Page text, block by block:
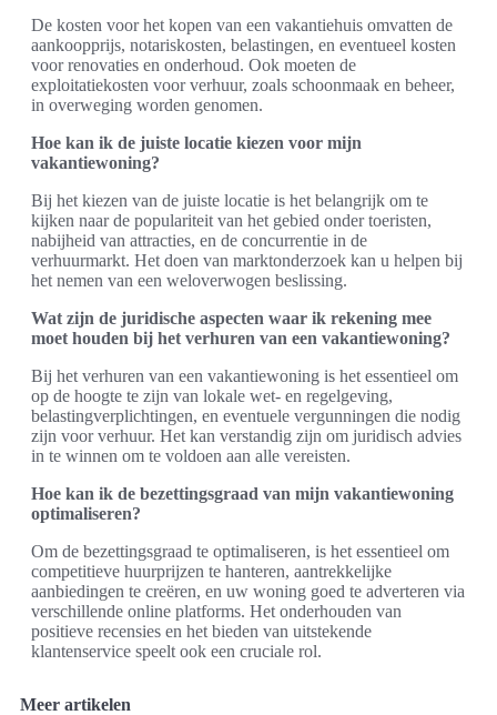
De kosten voor het kopen van een vakantiehuis omvatten de
aankoopprijs, notariskosten, belastingen, en eventueel kosten
voor renovaties en onderhoud. Ook moeten de
exploitatiekosten voor verhuur, zoals schoonmaak en beheer,
in overweging worden genomen.
Hoe kan ik de juiste locatie kiezen voor mijn
vakantiewoning?
Bij het kiezen van de juiste locatie is het belangrijk om te
kijken naar de populariteit van het gebied onder toeristen,
nabijheid van attracties, en de concurrentie in de
verhuurmarkt. Het doen van marktonderzoek kan u helpen bij
het nemen van een weloverwogen beslissing.
Wat zijn de juridische aspecten waar ik rekening mee
moet houden bij het verhuren van een vakantiewoning?
Bij het verhuren van een vakantiewoning is het essentieel om
op de hoogte te zijn van lokale wet- en regelgeving,
belastingverplichtingen, en eventuele vergunningen die nodig
zijn voor verhuur. Het kan verstandig zijn om juridisch advies
in te winnen om te voldoen aan alle vereisten.
Hoe kan ik de bezettingsgraad van mijn vakantiewoning
optimaliseren?
Om de bezettingsgraad te optimaliseren, is het essentieel om
competitieve huurprijzen te hanteren, aantrekkelijke
aanbiedingen te creëren, en uw woning goed te adverteren via
verschillende online platforms. Het onderhouden van
positieve recensies en het bieden van uitstekende
klantenservice speelt ook een cruciale rol.
Meer artikelen